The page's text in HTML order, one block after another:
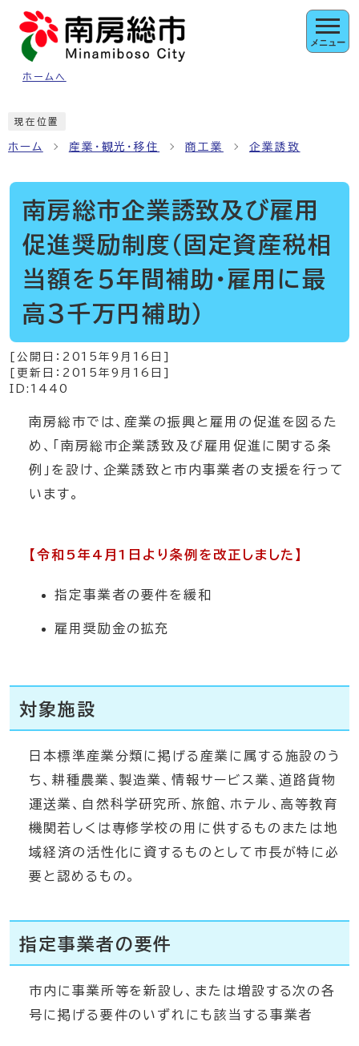
ページの先頭です
ホームへ
メニュー
現在位置
ホーム 産業・観光・移住 商工業 企業誘致
南房総市企業誘致及び雇用
促進奨励制度（固定資産税相
当額を5年間補助・雇用に最
高3千万円補助）
[公開日： 2015年9月16日
[更新日： 2015年9月16日
ID:1440
南房総市では、産業の振興と雇用の促進を図るた
め、「南房総市企業誘致及び雇用促進に関する条
例」を設け、企業誘致と市内事業者の支援を行って
います。
【令和5年4月1日より条例を改正しました】
指定事業者の要件を緩和
雇用奨励金の拡充
対象施設
日本標準産業分類に掲げる産業に属する施設のう
ち、耕種農業、製造業、情報サービス業、道路貨物
運送業、自然科学研究所、旅館、ホテル、高等教育
機関若しくは専修学校の用に供するものまたは地
域経済の活性化に資するものとして市長が特に必
要と認めるもの。
指定事業者の要件
市内に事業所等を新設し、または増設する次の各
号に掲げる要件のいずれにも該当する事業者